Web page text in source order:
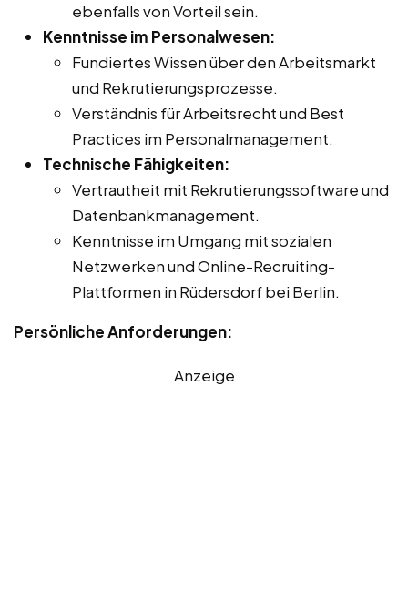
ebenfalls von Vorteil sein.
Kenntnisse im Personalwesen:
Fundiertes Wissen über den Arbeitsmarkt
und Rekrutierungsprozesse.
Verständnis für Arbeitsrecht und Best
Practices im Personalmanagement.
Technische Fähigkeiten:
Vertrautheit mit Rekrutierungssoftware und
Datenbankmanagement.
Kenntnisse im Umgang mit sozialen
Netzwerken und Online-Recruiting-
Plattformen in Rüdersdorf bei Berlin.
Persönliche Anforderungen:
Anzeige